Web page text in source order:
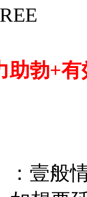
助勃+
：壹般